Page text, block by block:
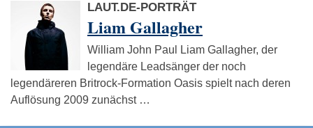
LAUT.DE-PORTRÄT
Liam Gallagher
William John Paul Liam Gallagher, der
legendäre Leadsänger der noch
legendäreren Britrock-Formation Oasis spielt nach deren
Auflösung 2009 zunächst …